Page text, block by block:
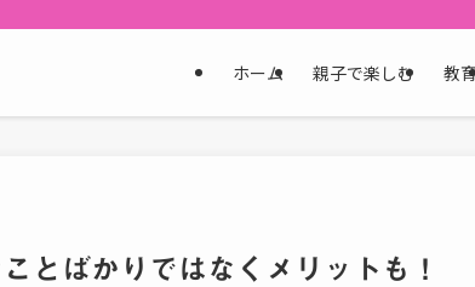
ホーム 親子で楽しむ 教
とばかりではなくメリットも！